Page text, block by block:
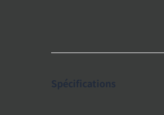
Spécifications